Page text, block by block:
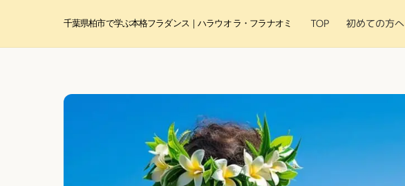
千葉県柏市で学ぶ本格フラダンス｜ハラウ オ ラ・フラ ナオミ TOP 初めての方へ